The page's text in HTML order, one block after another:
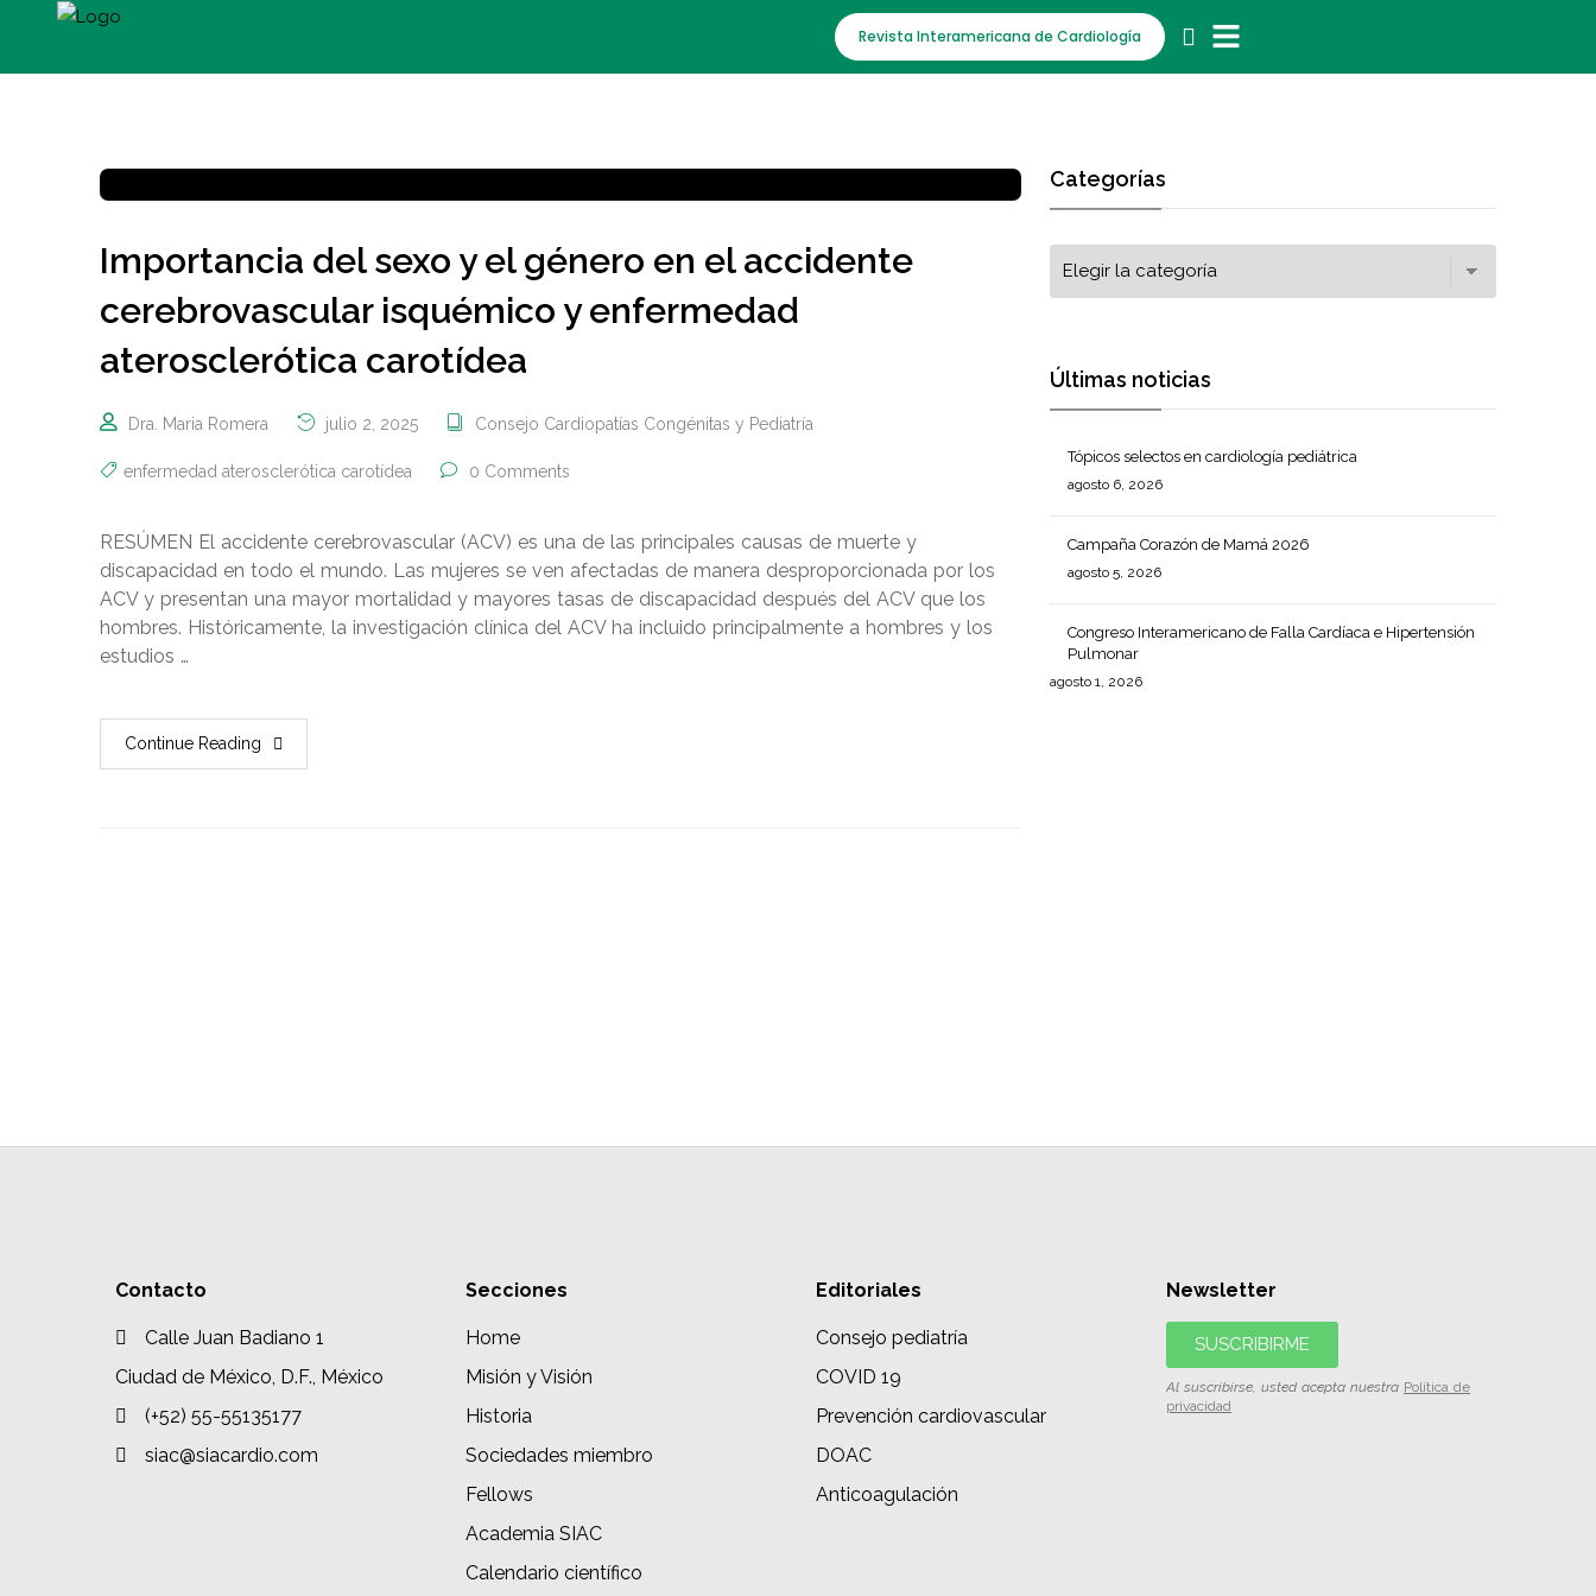
Revista Interamericana de Cardiología
Importancia del sexo y el género en el accidente
cerebrovascular isquémico y enfermedad
aterosclerótica carotídea
Dra. Maria Romera julio 2, 2025 Consejo Cardiopatías Congénitas y Pediatría
enfermedad aterosclerótica carotídea 0 Comments
RESÚMEN El accidente cerebrovascular (ACV) es una de las principales causas de muerte y
discapacidad en todo el mundo. Las mujeres se ven afectadas de manera desproporcionada por los
ACV y presentan una mayor mortalidad y mayores tasas de discapacidad después del ACV que los
hombres. Históricamente, la investigación clínica del ACV ha incluido principalmente a hombres y los
estudios …
Continue Reading
Categorías
Últimas noticias
Tópicos selectos en cardiología pediátrica
agosto 6, 2026
Campaña Corazón de Mamá 2026
agosto 5, 2026
Congreso Interamericano de Falla Cardíaca e Hipertensión
Pulmonar
agosto 1, 2026
Contacto
Calle Juan Badiano 1
Ciudad de México, D.F., México
(+52) 55-55135177
siac@siacardio.com
Secciones
Home
Misión y Visión
Historia
Sociedades miembro
Fellows
Academia SIAC
Calendario científico
Editoriales
Consejo pediatría
COVID 19
Prevención cardiovascular
DOAC
Anticoagulación
Newsletter
SUSCRIBIRME
Al suscribirse, usted acepta nuestra Política de
privacidad